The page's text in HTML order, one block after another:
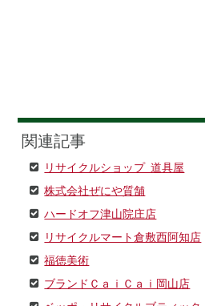
関連記事
リサイクルショップ 道具屋
株式会社ぜにや質舗
ハードオフ津山院庄店
リサイクルマート倉敷西阿知店
福徳美術
ブランドＣａｉＣａｉ岡山店